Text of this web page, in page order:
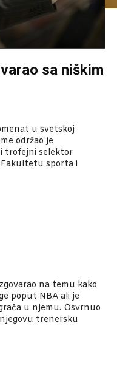
sa niškim
u svetskoj
održao je
trofejni selektor
Fakultetu sporta i
na temu kako
poput NBA ali je
u njemu. Osvrnuo
trenersku